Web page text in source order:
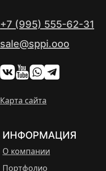
+7 (995) 555-62-31
sale@sppi.ooo
Карта сайта
ИНФОРМАЦИЯ
О компании
Портфолио